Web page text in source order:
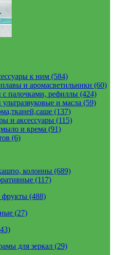
к ним (584)
и аромасветильники (60)
палочками, рефиллы (424)
и масла (59)
(137)
и аксессуары (115)
и крема (91)
(6)
колонны (689)
(117)
фрукты (488)
(27)
для зеркал (29)